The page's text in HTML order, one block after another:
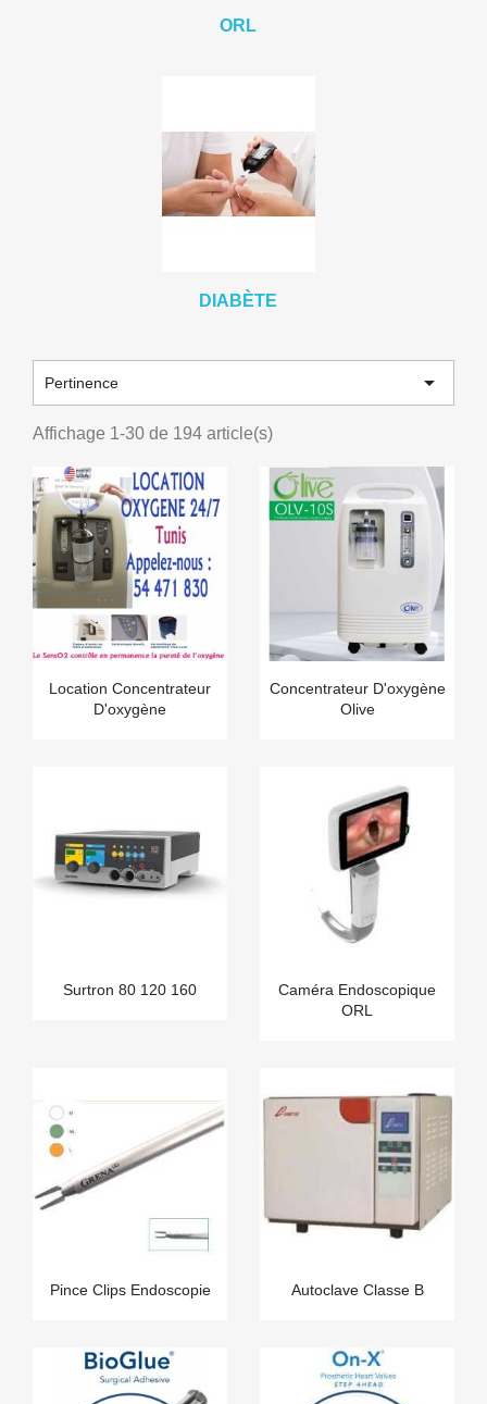
ORL
DIABÈTE
Pertinence 
Affichage 1-30 de 194 article(s)
Location Concentrateur
D'oxygène
Concentrateur D'oxygène
Olive
Surtron 80 120 160
Caméra Endoscopique
ORL
Pince Clips Endoscopie Autoclave Classe B